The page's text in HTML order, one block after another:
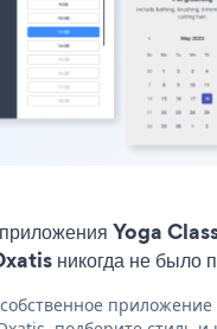
приложения Yoga
никогда не было
приложение